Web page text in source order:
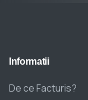
Informatii
De ce Facturis?